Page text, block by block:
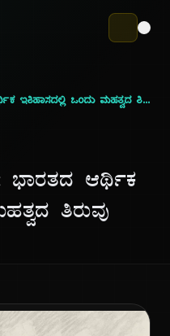
1969: ಬ್ಯಾಂಕ್‌ಗಳ ರಾಷ್ಟ್ರೀಕರಣ: ಭಾರತದ ಆರ್ಥಿಕ ಇತಿಹಾಸದಲ್ಲಿ ಒಂದು ಮಹತ್ವದ ತಿರುವು
ಭಾರತದ ಆರ್ಥಿಕ
ತಿರುವು